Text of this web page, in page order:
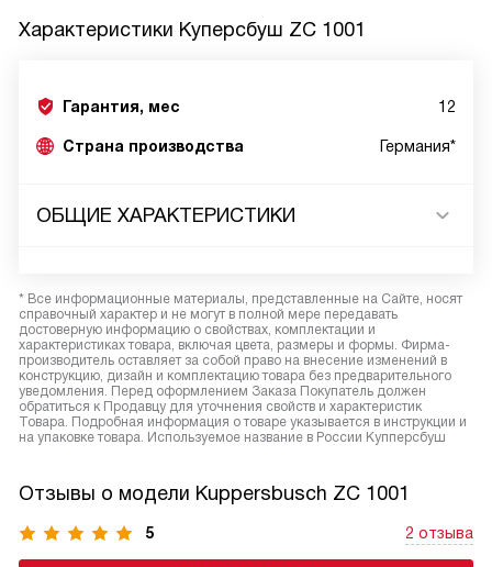
Характеристики Куперсбуш ZC 1001
Гарантия, мес 12
Страна производства Германия*
ОБЩИЕ ХАРАКТЕРИСТИКИ
* Все информационные материалы, представленные на Сайте, носят
справочный характер и не могут в полной мере передавать
достоверную информацию о свойствах, комплектации и
характеристиках товара, включая цвета, размеры и формы. Фирма-
производитель оставляет за собой право на внесение изменений в
конструкцию, дизайн и комплектацию товара без предварительного
уведомления. Перед оформлением Заказа Покупатель должен
обратиться к Продавцу для уточнения свойств и характеристик
Товара. Подробная информация о товаре указывается в инструкции и
на упаковке товара. Используемое название в России Купперсбуш
Отзывы о модели Kuppersbusch ZC 1001
5 2 отзыва